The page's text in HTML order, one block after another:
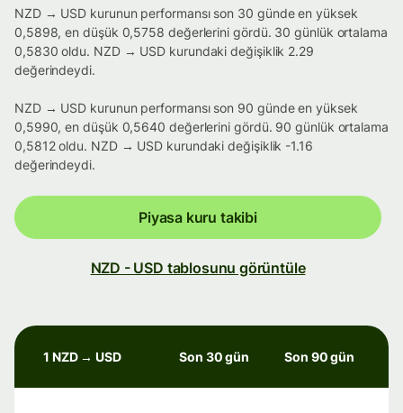
NZD → USD kurunun performansı son 30 günde en yüksek
0,5898, en düşük 0,5758 değerlerini gördü. 30 günlük ortalama
0,5830 oldu. NZD → USD kurundaki değişiklik 2.29
değerindeydi.
NZD → USD kurunun performansı son 90 günde en yüksek
0,5990, en düşük 0,5640 değerlerini gördü. 90 günlük ortalama
0,5812 oldu. NZD → USD kurundaki değişiklik -1.16
değerindeydi.
Piyasa kuru takibi
NZD - USD tablosunu görüntüle
1 NZD → USD Son 30 gün Son 90 gün